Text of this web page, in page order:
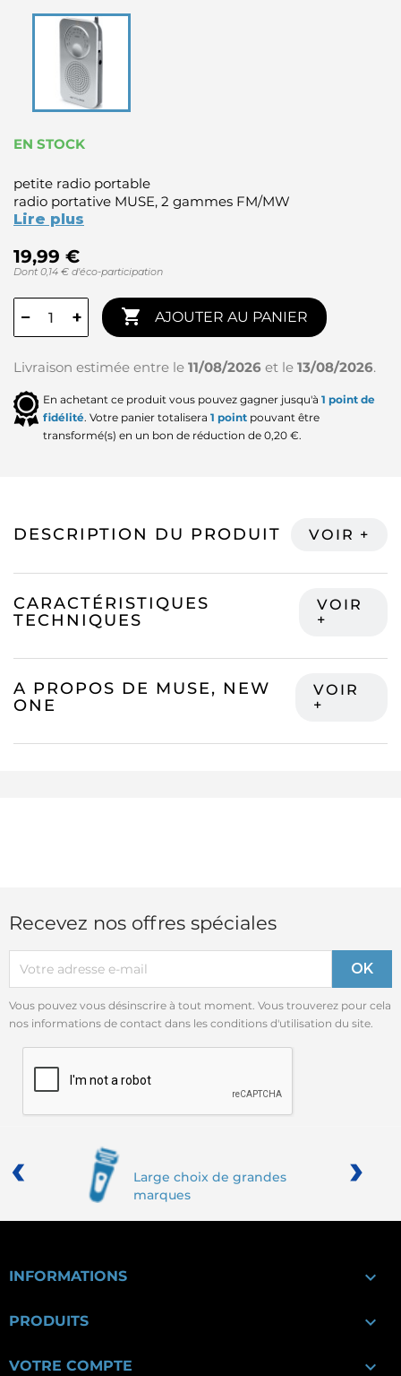
EN STOCK
petite radio portable
radio portative MUSE, 2 gammes FM/MW
Lire plus
19,99 €
Dont 0,14 € d'éco-participation
− +  AJOUTER AU PANIER
Livraison estimée entre le 11/08/2026 et le 13/08/2026.
En achetant ce produit vous pouvez gagner jusqu'à 1 point de
fidélité. Votre panier totalisera 1 point pouvant être
transformé(s) en un bon de réduction de 0,20 €.
DESCRIPTION DU PRODUIT
CARACTÉRISTIQUES
TECHNIQUES
A PROPOS DE MUSE, NEW
ONE
Recevez nos offres spéciales
Vous pouvez vous désinscrire à tout moment. Vous trouverez pour cela
nos informations de contact dans les conditions d'utilisation du site.
Large choix de grandes
marques
‹ ›
INFORMATIONS 
PRODUITS 
VOTRE COMPTE 